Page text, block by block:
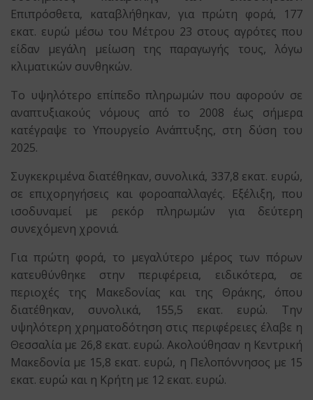
Επιπρόσθετα, καταβλήθηκαν, για πρώτη φορά, 177
εκατ. ευρώ μέσω του Μέτρου 23 στους αγρότες που
είδαν μεγάλη μείωση της παραγωγής τους, λόγω
κλιματικών συνθηκών.
Το υψηλότερο επίπεδο πληρωμών που αφορούν σε
αναπτυξιακούς νόμους από το 2008 έως σήμερα
κατέγραψε το Υπουργείο Ανάπτυξης, στη δύση του
2025.
Συγκεκριμένα διατέθηκαν, συνολικά, 337,8 εκατ. ευρώ,
σε επιχορηγήσεις και φοροαπαλλαγές. Εξέλιξη, που
ισοδυναμεί με ρεκόρ πληρωμών για δεύτερη
συνεχόμενη χρονιά.
Για πρώτη φορά, το μεγαλύτερο μέρος των πόρων
κατευθύνθηκε στην περιφέρεια, ειδικότερα, σε
περιοχές της Μακεδονίας και της Θράκης, όπου
διατέθηκαν, συνολικά, 155,5 εκατ. ευρώ. Την
υψηλότερη χρηματοδότηση στις περιφέρειες έλαβε η
Θεσσαλία με 26,8 εκατ. ευρώ. Ακολούθησαν η Κεντρική
Μακεδονία με 15,8 εκατ. ευρώ, η Πελοπόννησος με 15
εκατ. ευρώ και η Κρήτη με 12 εκατ. ευρώ.